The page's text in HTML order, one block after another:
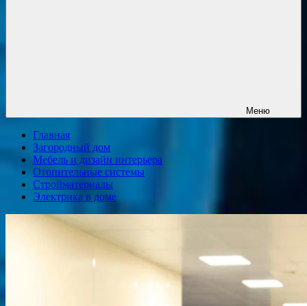
Меню
Главная
Загородный дом
Мебель и дизайн интерьера
Отопительные системы
Стройматериалы
Электрика в доме